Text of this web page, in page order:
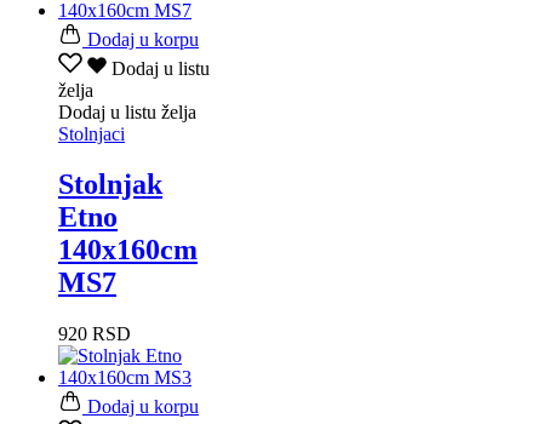
Dodaj u korpu
Dodaj u listu
želja
Dodaj u listu želja
Stolnjaci
Stolnjak
Etno
140x160cm
MS7
920 RSD
Dodaj u korpu